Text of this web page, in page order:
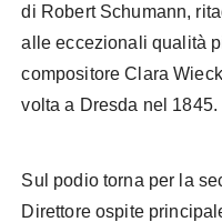
di Robert Schumann,
alle eccezionali qualità
compositore Clara
volta a Dresda nel 1845.
Sul podio torna per la
Direttore ospite